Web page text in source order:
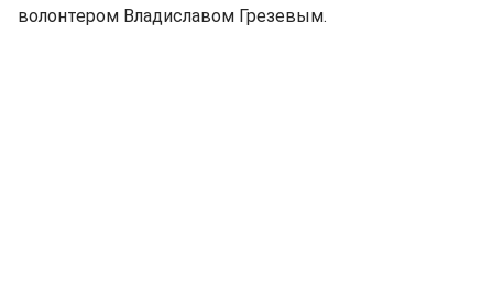
волонтером Владиславом Грезевым.